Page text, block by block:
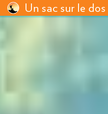
Un sac sur le dos